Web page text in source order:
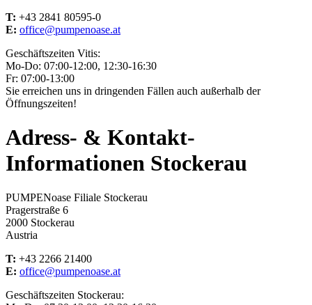
T: +43 2841 80595-0
E: office@pumpenoase.at
Geschäftszeiten Vitis:
Mo-Do: 07:00-12:00, 12:30-16:30
Fr: 07:00-13:00
Sie erreichen uns in dringenden Fällen auch außerhalb der
Öffnungszeiten!
Adress- & Kontakt-
Informationen Stockerau
PUMPENoase Filiale Stockerau
Pragerstraße 6
2000 Stockerau
Austria
T: +43 2266 21400
E: office@pumpenoase.at
Geschäftszeiten Stockerau: